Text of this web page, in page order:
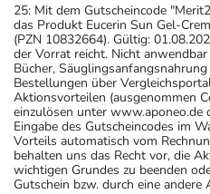
25: Mit dem Gutscheincode
das Produkt Eucerin Sun Gel-
(PZN 10832664). Gültig:
der Vorrat reicht. Nicht
Bücher,
Bestellungen über
Aktionsvorteilen (ausgenommen
einzulösen unter www.aponeo.de
Eingabe des Gutscheincodes im
Vorteils automatisch vom
behalten uns das Recht vor, die
wichtigen Grundes zu beenden
Gutschein bzw. durch eine andere